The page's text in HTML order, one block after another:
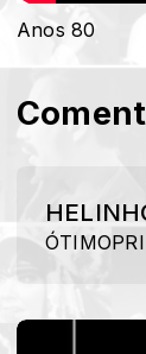
Anos 80